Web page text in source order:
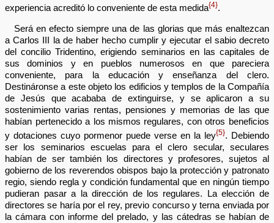
experiencia acreditó lo conveniente de esta medida{4}.
Será en efecto siempre una de las glorias que más enaltezcan
a Carlos III la de haber hecho cumplir y ejecutar el sabio decreto
del concilio Tridentino, erigiendo seminarios en las capitales de
sus dominios y en pueblos numerosos en que pareciera
conveniente, para la educación y enseñanza del clero.
Destináronse a este objeto los edificios y templos de la Compañía
de Jesús que acababa de extinguirse, y se aplicaron a su
sostenimiento varias rentas, pensiones y memorias de las que
habían pertenecido a los mismos regulares, con otros beneficios
y dotaciones cuyo pormenor puede verse en la ley{5}. Debiendo
ser los seminarios escuelas para el clero secular, seculares
habían de ser también los directores y profesores, sujetos al
gobierno de los reverendos obispos bajo la protección y patronato
regio, siendo regla y condición fundamental que en ningún tiempo
pudieran pasar a la dirección de los regulares. La elección de
directores se haría por el rey, previo concurso y terna enviada por
la cámara con informe del prelado, y las cátedras se habían de